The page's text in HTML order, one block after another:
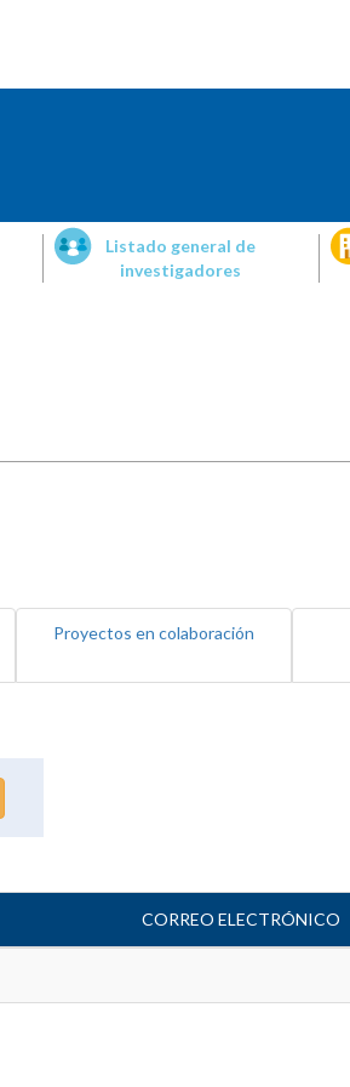
Listado general de
investigadores
Proyectos en colaboración
CORREO ELECTRÓNICO